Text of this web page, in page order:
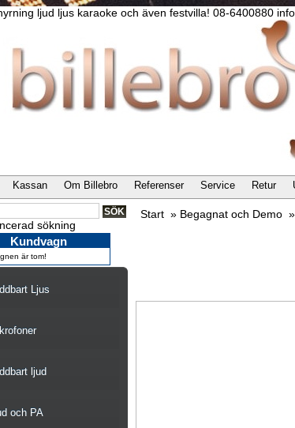
ljud ljus karaoke och även festvilla! 08-6400880
Kassan Om Billebro Referenser Service Retur
sökning
Kundvagn
är tom!
Ljus
ljud
och PA
Start » Begagnat och Demo »